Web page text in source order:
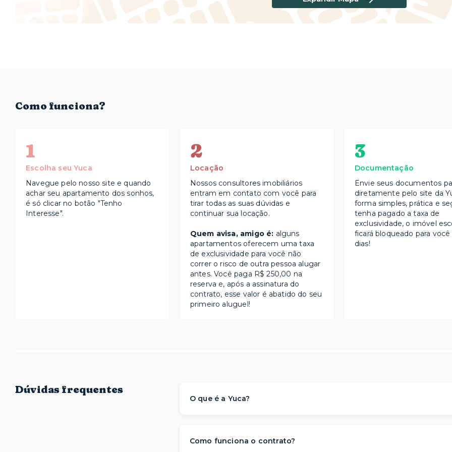
Gostaríamos muito que você visitasse algum de nossos espaços e conhecesse o apartamento. Caso não fique
dessa vez, nos adicione à sua lista de favoritos no Airbnb, assim o anúncio ficará salvo para as suas próximas
viagens! Estaremos prontos para te recepcionar!
Como funciona?
1
Escolha seu Yuca
Navegue pelo nosso site e quando
achar seu apartamento dos sonhos,
é só clicar no botão "Tenho
Interesse".
2
Locação
Nossos consultores imobiliários
entram em contato com você para
tirar todas as suas dúvidas e
continuar sua locação.
Quem avisa, amigo é: alguns
apartamentos oferecem uma taxa
de exclusividade para você não
correr o risco de outra pessoa alugar
antes. Você paga R$ 250,00 na
reserva e, após a assinatura do
contrato, esse valor é abatido do seu
primeiro aluguel!
3
Documentação
Envie seus documentos
diretamente pelo site da
forma simples, prática e
tenha pagado a taxa de
exclusividade, o imóvel
ficará bloqueado para
dias!
Dúvidas frequentes
O que é a Yuca?
com maisconveniência, conforto e flexibilidade – e isso começa
Como funciona o contrato?